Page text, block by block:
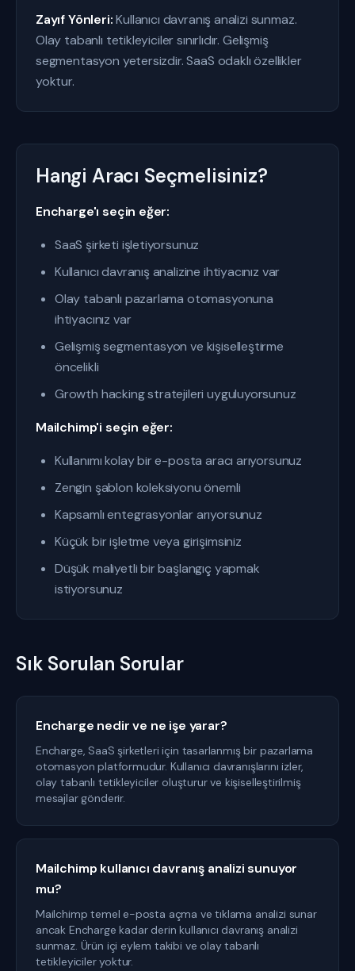
Zayıf Yönleri:Kullanıcı davranış analizi sunmaz.
Olay tabanlı tetikleyiciler sınırlıdır. Gelişmiş
segmentasyon yetersizdir. SaaS odaklı özellikler
yoktur.
Hangi Aracı Seçmelisiniz?
Encharge'ı seçin eğer:
SaaS şirketi işletiyorsunuz
Kullanıcı davranış analizine ihtiyacınız var
Olay tabanlı pazarlama otomasyonuna
ihtiyacınız var
Gelişmiş segmentasyon ve kişiselleştirme
öncelikli
Growth hacking stratejileri uyguluyorsunuz
Mailchimp'i seçin eğer:
Kullanımı kolay bir e-posta aracı arıyorsunuz
Zengin şablon koleksiyonu önemli
Kapsamlı entegrasyonlar arıyorsunuz
Küçük bir işletme veya girişimsiniz
Düşük maliyetli bir başlangıç yapmak
istiyorsunuz
Sık Sorulan Sorular
Encharge nedir ve ne işe yarar?
Encharge, SaaS şirketleri için tasarlanmış bir pazarlama
otomasyon platformudur. Kullanıcı davranışlarını izler,
olay tabanlı tetikleyiciler oluşturur ve kişiselleştirilmiş
mesajlar gönderir.
Mailchimp kullanıcı davranış analizi sunuyor
mu?
Mailchimp temel e-posta açma ve tıklama analizi sunar
ancak Encharge kadar derin kullanıcı davranış analizi
sunmaz. Ürün içi eylem takibi ve olay tabanlı
tetikleyiciler yoktur.